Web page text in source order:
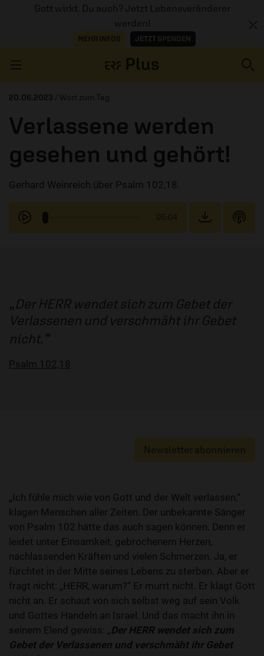
Gott wirkt. Du auch? Jetzt Lebensveränderer
werden!
MEHR INFOS JETZT SPENDEN
AUDIOTHEK
PROGRAMM
MITMACHEN
20.06.2023 / Wort zum Tag
Verlassene werden
gesehen und gehört!
Gerhard Weinreich über Psalm 102,18.
05:04
Der HERR wendet sich zum Gebet der
Verlassenen und verschmäht ihr Gebet
nicht.
Psalm 102,18
Newsletter abonnieren
„Ich fühle mich wie von Gott und der Welt verlassen,“
klagen Menschen aller Zeiten. Der unbekannte Sänger
von Psalm 102 hätte das auch sagen können. Denn er
leidet unter Einsamkeit, gebrochenem Herzen,
nachlassenden Kräften und vielen Schmerzen. Ja, er
fürchtet in der Mitte seines Lebens zu sterben. Aber er
fragt nicht: „HERR, warum?“ Er murrt nicht. Er klagt Gott
nicht an. Er schaut von sich selbst weg auf sein Volk
und Gottes Handeln an Israel. Und das macht ihn in
seinem Elend gewiss: „Der HERR wendet sich zum
Gebet der Verlassenen und verschmäht ihr Gebet